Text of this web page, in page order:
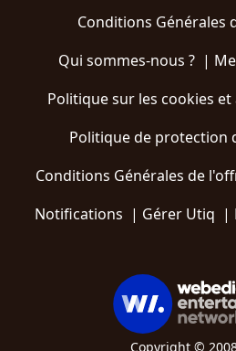
Conditions Générales
Qui sommes-nous ?|
Politique sur les cookies
Politique de protection
Conditions Générales de
Notifications | Gérer Utiq |
Copyright ©